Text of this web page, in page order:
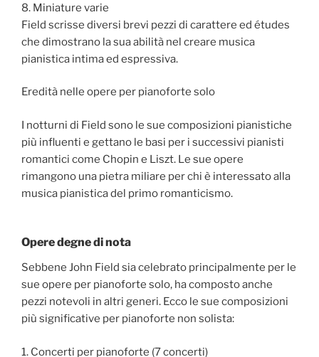
8. Miniature varie
Field scrisse diversi brevi pezzi di carattere ed études
che dimostrano la sua abilità nel creare musica
pianistica intima ed espressiva.
Eredità nelle opere per pianoforte solo
I notturni di Field sono le sue composizioni pianistiche
più influenti e gettano le basi per i successivi pianisti
romantici come Chopin e Liszt. Le sue opere
rimangono una pietra miliare per chi è interessato alla
musica pianistica del primo romanticismo.
Opere degne di nota
Sebbene John Field sia celebrato principalmente per le
sue opere per pianoforte solo, ha composto anche
pezzi notevoli in altri generi. Ecco le sue composizioni
più significative per pianoforte non solista:
1. Concerti per pianoforte (7 concerti)